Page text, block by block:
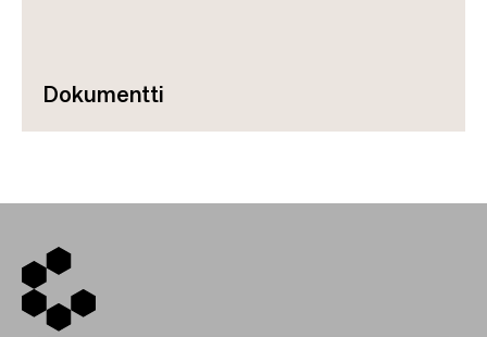
Dokumentti